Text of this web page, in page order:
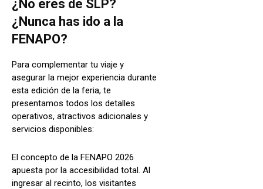
¿No eres de SLP?
¿Nunca has ido a la
FENAPO?
Para complementar tu viaje y
asegurar la mejor experiencia durante
esta edición de la feria, te
presentamos todos los detalles
operativos, atractivos adicionales y
servicios disponibles:
El concepto de la FENAPO 2026
apuesta por la accesibilidad total. Al
ingresar al recinto, los visitantes